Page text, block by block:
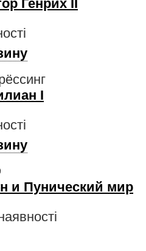
Генрих II
I
и Пунический мир